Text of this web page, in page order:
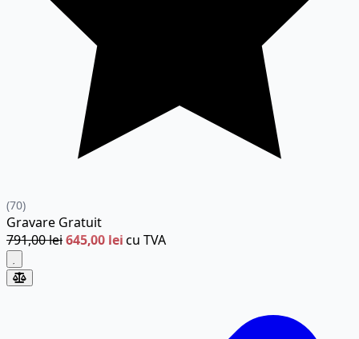
(70)
Gravare Gratuit
791,00 lei645,00 lei cu TVA